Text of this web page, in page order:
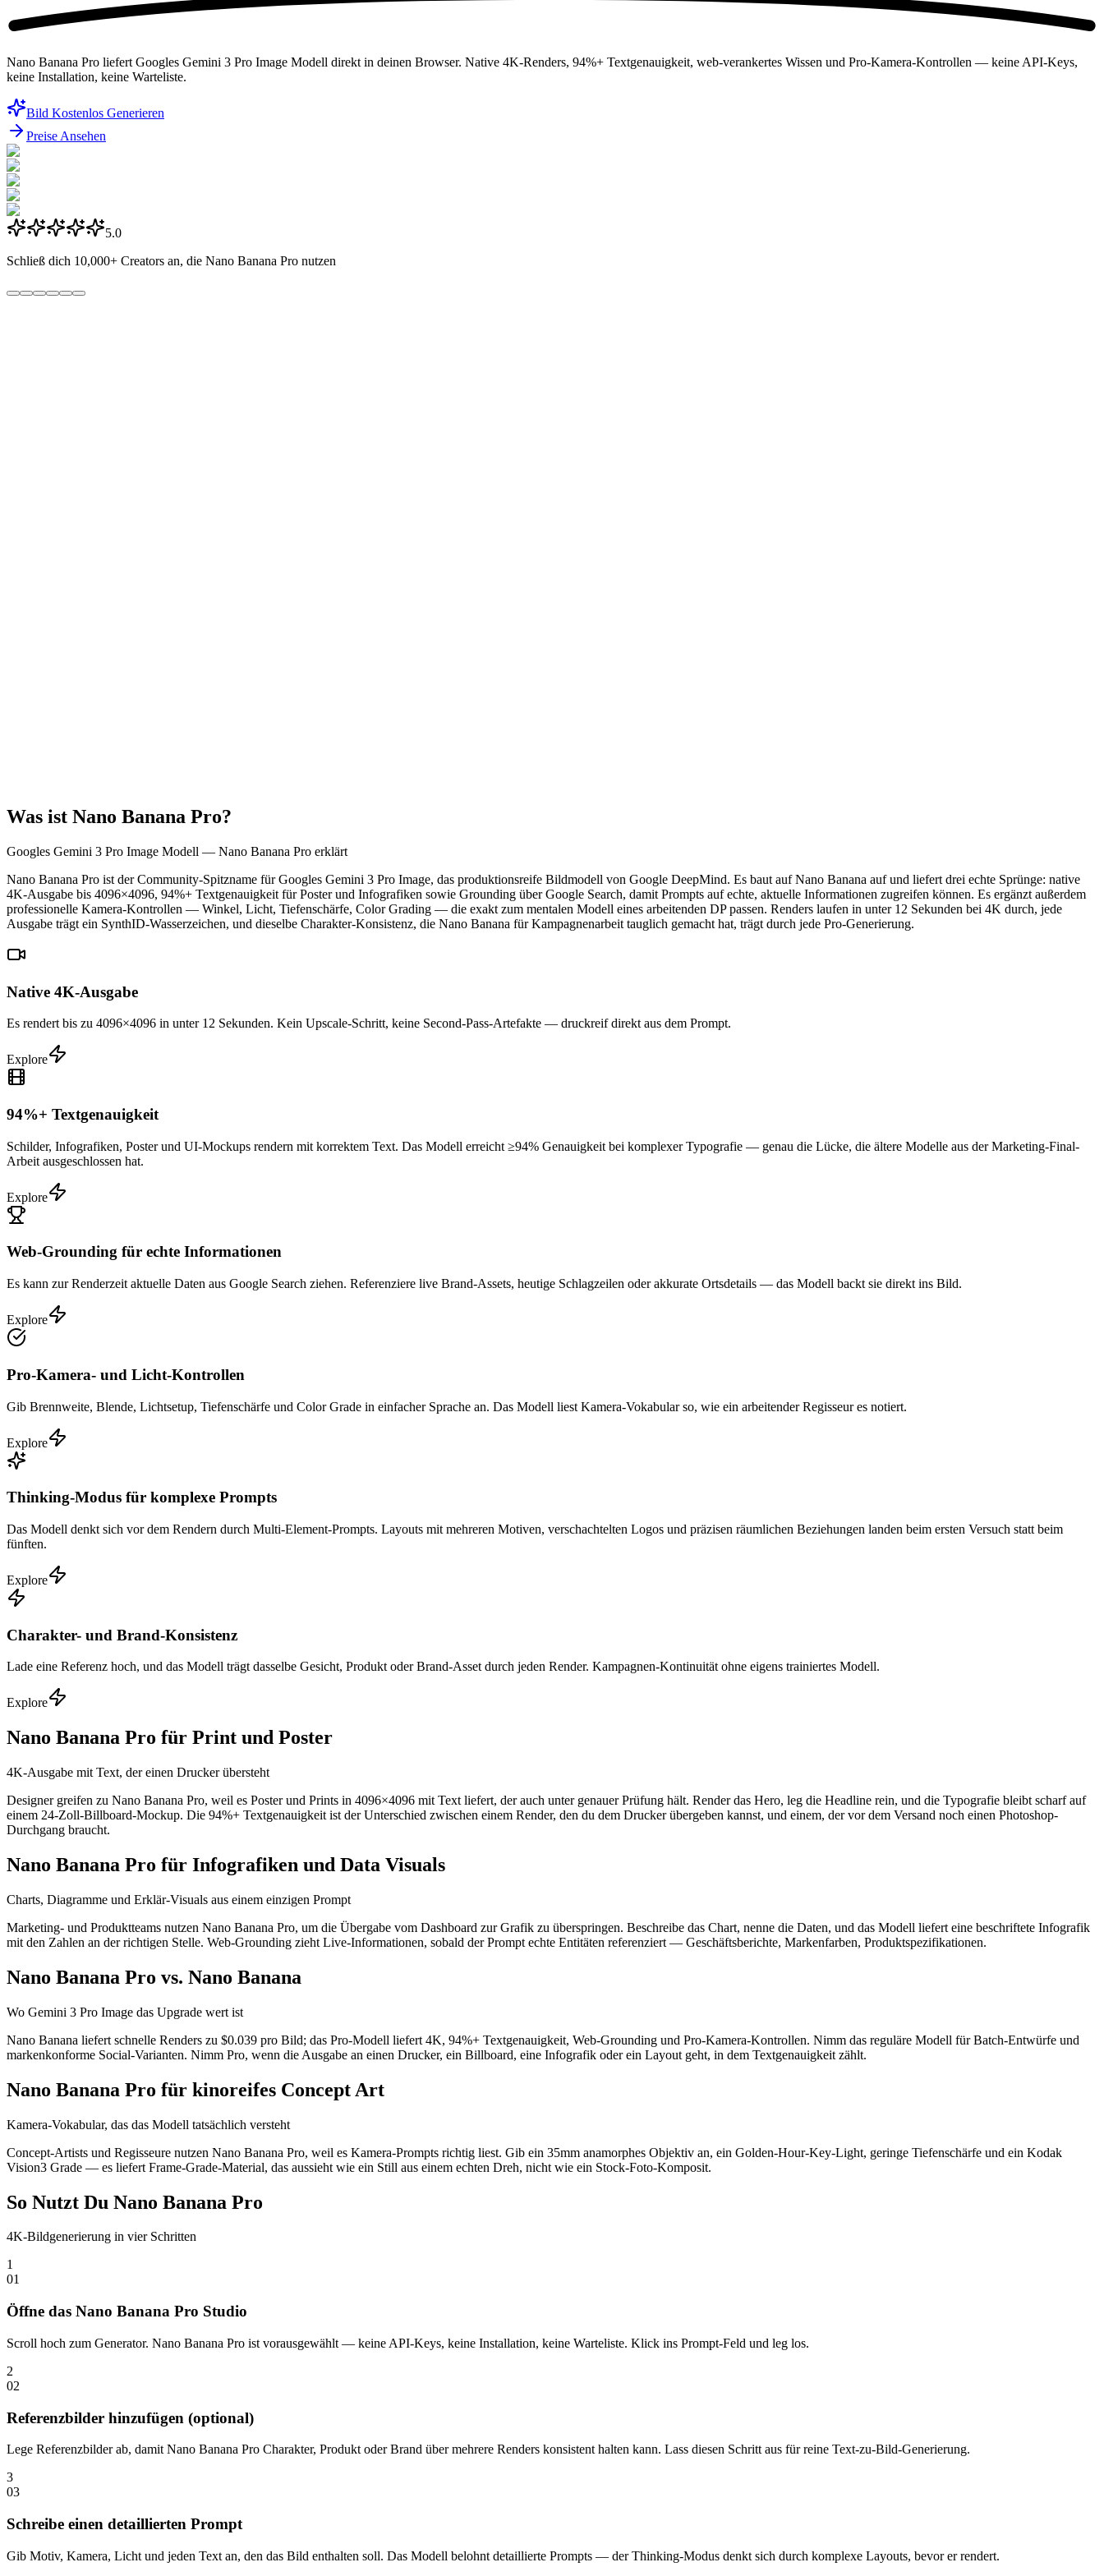
Nano Banana Pro liefert Googles Gemini 3 Pro Image Modell direkt in deinen Browser. Native 4K-Renders, 94%+ Textgenauigkeit, web-verankertes Wissen und Pro-Kamera-Kontrollen — keine API-Keys,
keine Installation, keine Warteliste.
Bild Kostenlos Generieren
Preise Ansehen
5.0
Schließ dich 10,000+ Creators an, die Nano Banana Pro nutzen
Was ist Nano Banana Pro?
Googles Gemini 3 Pro Image Modell — Nano Banana Pro erklärt
Nano Banana Pro ist der Community-Spitzname für Googles Gemini 3 Pro Image, das produktionsreife Bildmodell von Google DeepMind. Es baut auf Nano Banana auf und liefert drei echte Sprünge: native
4K-Ausgabe bis 4096×4096, 94%+ Textgenauigkeit für Poster und Infografiken sowie Grounding über Google Search, damit Prompts auf echte, aktuelle Informationen zugreifen können. Es ergänzt außerdem
professionelle Kamera-Kontrollen — Winkel, Licht, Tiefenschärfe, Color Grading — die exakt zum mentalen Modell eines arbeitenden DP passen. Renders laufen in unter 12 Sekunden bei 4K durch, jede
Ausgabe trägt ein SynthID-Wasserzeichen, und dieselbe Charakter-Konsistenz, die Nano Banana für Kampagnenarbeit tauglich gemacht hat, trägt durch jede Pro-Generierung.
Native 4K-Ausgabe
Es rendert bis zu 4096×4096 in unter 12 Sekunden. Kein Upscale-Schritt, keine Second-Pass-Artefakte — druckreif direkt aus dem Prompt.
Explore
94%+ Textgenauigkeit
Schilder, Infografiken, Poster und UI-Mockups rendern mit korrektem Text. Das Modell erreicht ≥94% Genauigkeit bei komplexer Typografie — genau die Lücke, die ältere Modelle aus der Marketing-Final-
Arbeit ausgeschlossen hat.
Explore
Web-Grounding für echte Informationen
Es kann zur Renderzeit aktuelle Daten aus Google Search ziehen. Referenziere live Brand-Assets, heutige Schlagzeilen oder akkurate Ortsdetails — das Modell backt sie direkt ins Bild.
Explore
Pro-Kamera- und Licht-Kontrollen
Gib Brennweite, Blende, Lichtsetup, Tiefenschärfe und Color Grade in einfacher Sprache an. Das Modell liest Kamera-Vokabular so, wie ein arbeitender Regisseur es notiert.
Explore
Thinking-Modus für komplexe Prompts
Das Modell denkt sich vor dem Rendern durch Multi-Element-Prompts. Layouts mit mehreren Motiven, verschachtelten Logos und präzisen räumlichen Beziehungen landen beim ersten Versuch statt beim
fünften.
Explore
Charakter- und Brand-Konsistenz
Lade eine Referenz hoch, und das Modell trägt dasselbe Gesicht, Produkt oder Brand-Asset durch jeden Render. Kampagnen-Kontinuität ohne eigens trainiertes Modell.
Explore
Nano Banana Pro für Print und Poster
4K-Ausgabe mit Text, der einen Drucker übersteht
Designer greifen zu Nano Banana Pro, weil es Poster und Prints in 4096×4096 mit Text liefert, der auch unter genauer Prüfung hält. Render das Hero, leg die Headline rein, und die Typografie bleibt scharf auf
einem 24-Zoll-Billboard-Mockup. Die 94%+ Textgenauigkeit ist der Unterschied zwischen einem Render, den du dem Drucker übergeben kannst, und einem, der vor dem Versand noch einen Photoshop-
Durchgang braucht.
Nano Banana Pro für Infografiken und Data Visuals
Charts, Diagramme und Erklär-Visuals aus einem einzigen Prompt
Marketing- und Produktteams nutzen Nano Banana Pro, um die Übergabe vom Dashboard zur Grafik zu überspringen. Beschreibe das Chart, nenne die Daten, und das Modell liefert eine beschriftete Infografik
mit den Zahlen an der richtigen Stelle. Web-Grounding zieht Live-Informationen, sobald der Prompt echte Entitäten referenziert — Geschäftsberichte, Markenfarben, Produktspezifikationen.
Nano Banana Pro vs. Nano Banana
Wo Gemini 3 Pro Image das Upgrade wert ist
Nano Banana liefert schnelle Renders zu $0.039 pro Bild; das Pro-Modell liefert 4K, 94%+ Textgenauigkeit, Web-Grounding und Pro-Kamera-Kontrollen. Nimm das reguläre Modell für Batch-Entwürfe und
markenkonforme Social-Varianten. Nimm Pro, wenn die Ausgabe an einen Drucker, ein Billboard, eine Infografik oder ein Layout geht, in dem Textgenauigkeit zählt.
Nano Banana Pro für kinoreifes Concept Art
Kamera-Vokabular, das das Modell tatsächlich versteht
Concept-Artists und Regisseure nutzen Nano Banana Pro, weil es Kamera-Prompts richtig liest. Gib ein 35mm anamorphes Objektiv an, ein Golden-Hour-Key-Light, geringe Tiefenschärfe und ein Kodak
Vision3 Grade — es liefert Frame-Grade-Material, das aussieht wie ein Still aus einem echten Dreh, nicht wie ein Stock-Foto-Komposit.
So Nutzt Du Nano Banana Pro
4K-Bildgenerierung in vier Schritten
1
01
Öffne das Nano Banana Pro Studio
Scroll hoch zum Generator. Nano Banana Pro ist vorausgewählt — keine API-Keys, keine Installation, keine Warteliste. Klick ins Prompt-Feld und leg los.
2
02
Referenzbilder hinzufügen (optional)
Lege Referenzbilder ab, damit Nano Banana Pro Charakter, Produkt oder Brand über mehrere Renders konsistent halten kann. Lass diesen Schritt aus für reine Text-zu-Bild-Generierung.
3
03
Schreibe einen detaillierten Prompt
Gib Motiv, Kamera, Licht und jeden Text an, den das Bild enthalten soll. Das Modell belohnt detaillierte Prompts — der Thinking-Modus denkt sich durch komplexe Layouts, bevor er rendert.